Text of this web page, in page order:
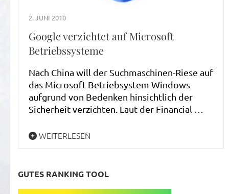
2. JUNI 2010
Google verzichtet auf Microsoft
Betriebssysteme
Nach China will der Suchmaschinen-Riese auf
das Microsoft Betriebsystem Windows
aufgrund von Bedenken hinsichtlich der
Sicherheit verzichten. Laut der Financial …
WEITERLESEN
GUTES RANKING TOOL